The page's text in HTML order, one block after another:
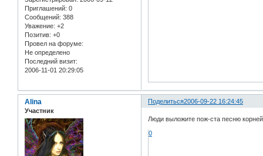
Приглашений: 0
Сообщений: 388
Уважение: +2
Позитив: +0
Провел на форуме:
Не определено
Последний визит:
2006-11-01 20:29:05
Поделиться2006-09-22 16:24:45
Alina
Участник
Люди выложите пож-ста песню корней
0